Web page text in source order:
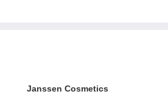
Janssen Cosmetics